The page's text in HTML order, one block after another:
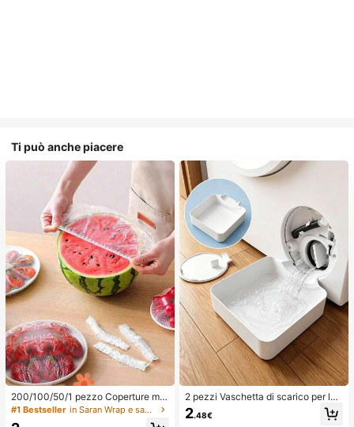
Ti può anche piacere
200/100/50/1 pezzo Coperture mo
nouso in pellicola trasparente per al
imenti, Coperture per doccia, Sacc
#1 Bestseller in Saran Wrap e sacchetti di plastica
2 pezzi Vaschetta di scarico per lav
atrice, Tappetino di protezione imp
ermeabile per pavimento della lava
2.48€